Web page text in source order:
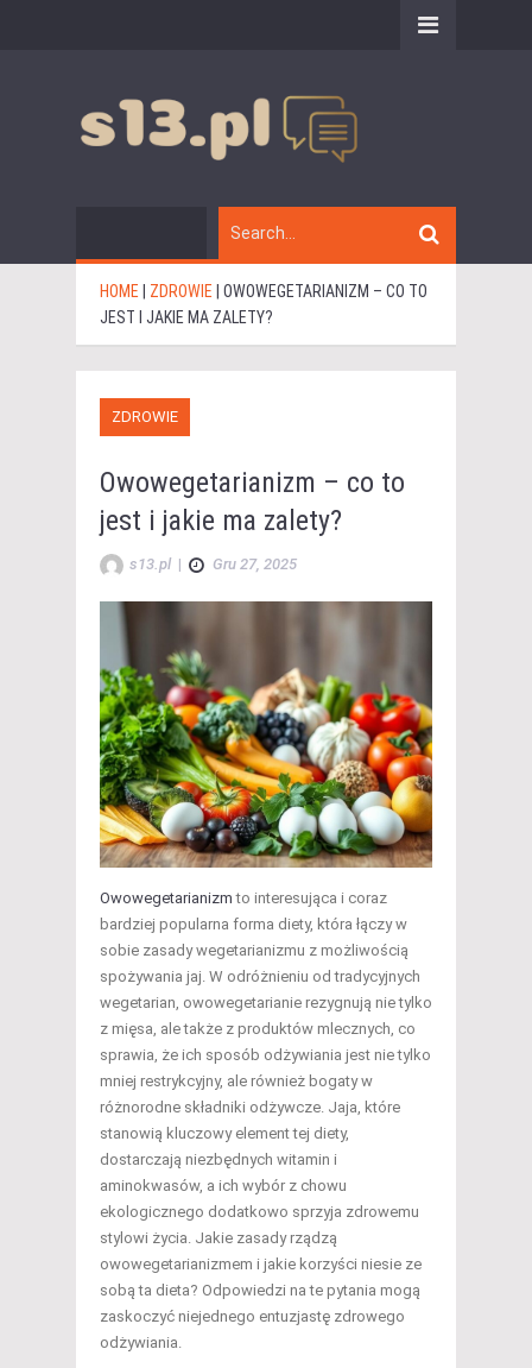
HOME ZDROWIE OWOWEGETARIANIZM – CO TO
JEST I JAKIE MA ZALETY?
ZDROWIE
Owowegetarianizm – co to
jest i jakie ma zalety?
s13.pl | Gru 27, 2025
Owowegetarianizm to interesująca i coraz
bardziej popularna forma diety, która łączy w
sobie zasady wegetarianizmu z możliwością
spożywania jaj. W odróżnieniu od tradycyjnych
wegetarian, owowegetarianie rezygnują nie tylko
z mięsa, ale także z produktów mlecznych, co
sprawia, że ich sposób odżywiania jest nie tylko
mniej restrykcyjny, ale również bogaty w
różnorodne składniki odżywcze. Jaja, które
stanowią kluczowy element tej diety,
dostarczają niezbędnych witamin i
aminokwasów, a ich wybór z chowu
ekologicznego dodatkowo sprzyja zdrowemu
stylowi życia. Jakie zasady rządzą
owowegetarianizmem i jakie korzyści niesie ze
sobą ta dieta? Odpowiedzi na te pytania mogą
zaskoczyć niejednego entuzjastę zdrowego
odżywiania.